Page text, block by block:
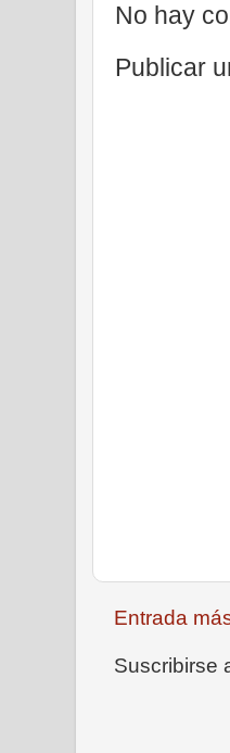
No hay
Publicar
Entrada
Suscribirse